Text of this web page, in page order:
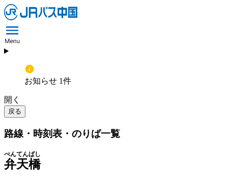
お知らせ 1件
開く
戻る
路線・時刻表・のりば一覧
弁天橋
べんてんばし